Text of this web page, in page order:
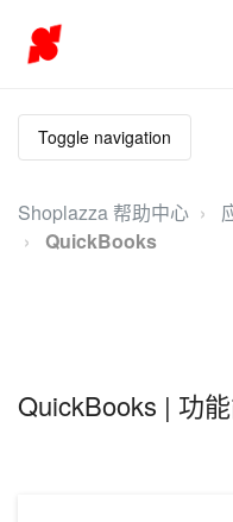
Toggle navigation
Shoplazza 帮助中心
QuickBooks
QuickBooks | 功